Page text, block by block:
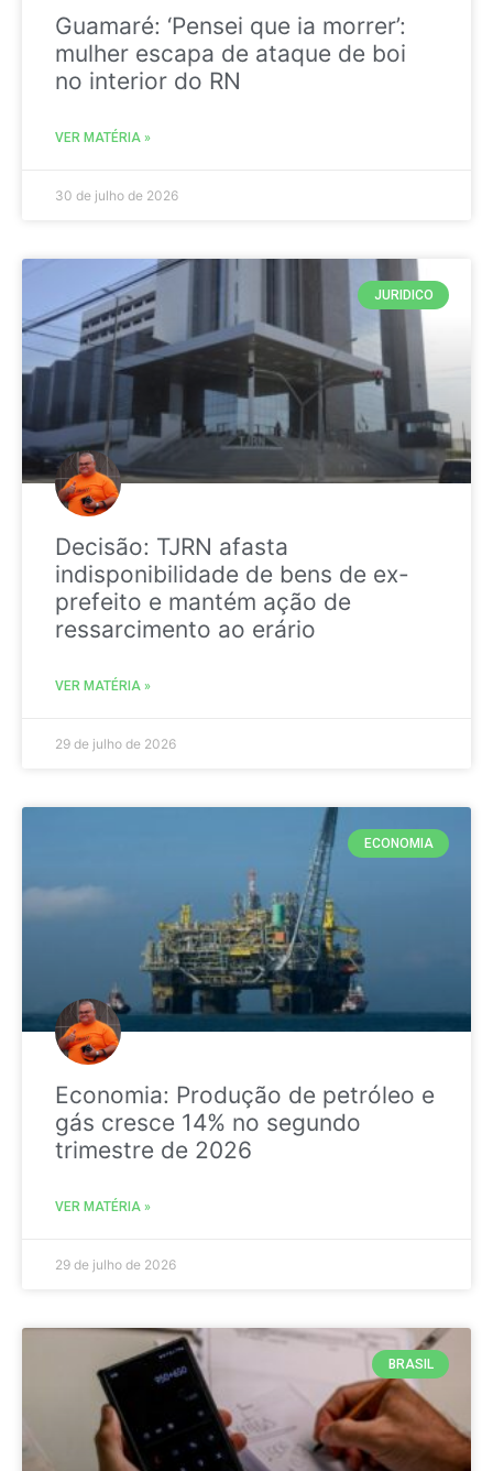
Guamaré: ‘Pensei que ia morrer’:
mulher escapa de ataque de boi
no interior do RN
VER MATÉRIA »
30 de julho de 2026
JURIDICO
Decisão: TJRN afasta
indisponibilidade de bens de ex-
prefeito e mantém ação de
ressarcimento ao erário
VER MATÉRIA »
29 de julho de 2026
ECONOMIA
Economia: Produção de petróleo e
gás cresce 14% no segundo
trimestre de 2026
VER MATÉRIA »
29 de julho de 2026
BRASIL